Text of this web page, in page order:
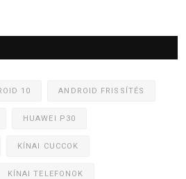
10 ANDROID FRISSÍTÉS
HUAWEI P30
KÍNAI CUCCOK
KÍNAI TELEFONOK